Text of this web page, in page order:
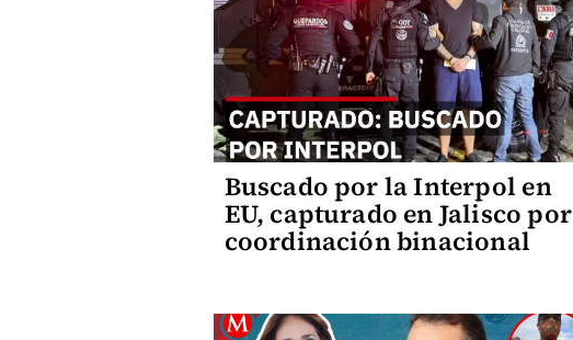
Buscado por la Interpol en
EU, capturado en Jalisco por
coordinación binacional